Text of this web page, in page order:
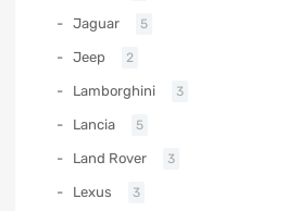
Jaguar 5
Jeep 2
Lamborghini 3
Lancia 5
Land Rover 3
Lexus 3